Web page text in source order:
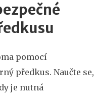
pomocí
předkus. Naučte se,
je nutná